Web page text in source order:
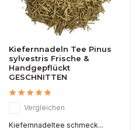
Kiefernnadeln Tee Pinus
sylvestris Frische &
Handgepflückt
GESCHNITTEN
Vergleichen
Kiefernnadeltee schmeck...